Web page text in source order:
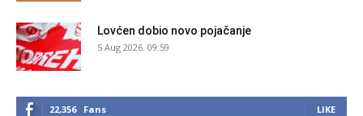
Lovćen dobio novo pojačanje
5 Aug 2026. 09:59
22,356 Fans LIKE